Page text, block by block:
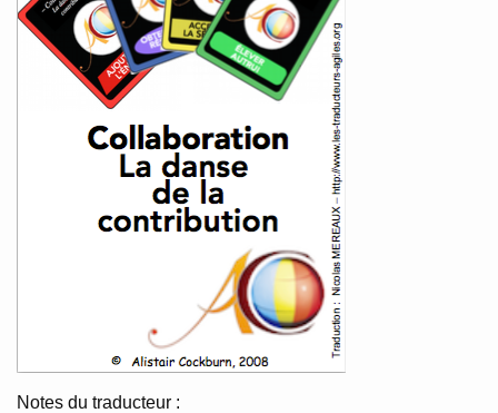
Notes du traducteur :